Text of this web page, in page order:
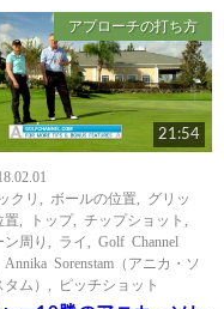
アプローチの打ち方
21:54
クリ
ボールの位置
グリッ
置
トップ, チップショット
ン周り
ライ
Golf Channel
Annika Sorenstam（アニカ・ソ
ム）
ピッチショット